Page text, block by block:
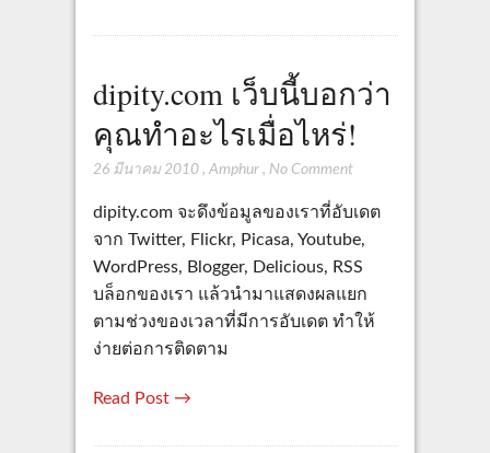
dipity.com เว็บนี้บอกว่า
คุณทำอะไรเมื่อไหร่!
26 มีนาคม 2010, Amphur, No Comment
dipity.com จะดึงข้อมูลของเราที่อับเดต
จาก Twitter, Flickr, Picasa, Youtube,
WordPress, Blogger, Delicious, RSS
บล็อกของเรา แล้วนำมาแสดงผลแยก
ตามช่วงของเวลาที่มีการอับเดต ทำให้
ง่ายต่อการติดตาม
Read Post →